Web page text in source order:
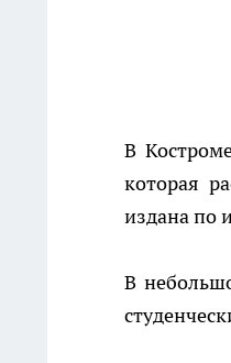
В
которая
издана по
В